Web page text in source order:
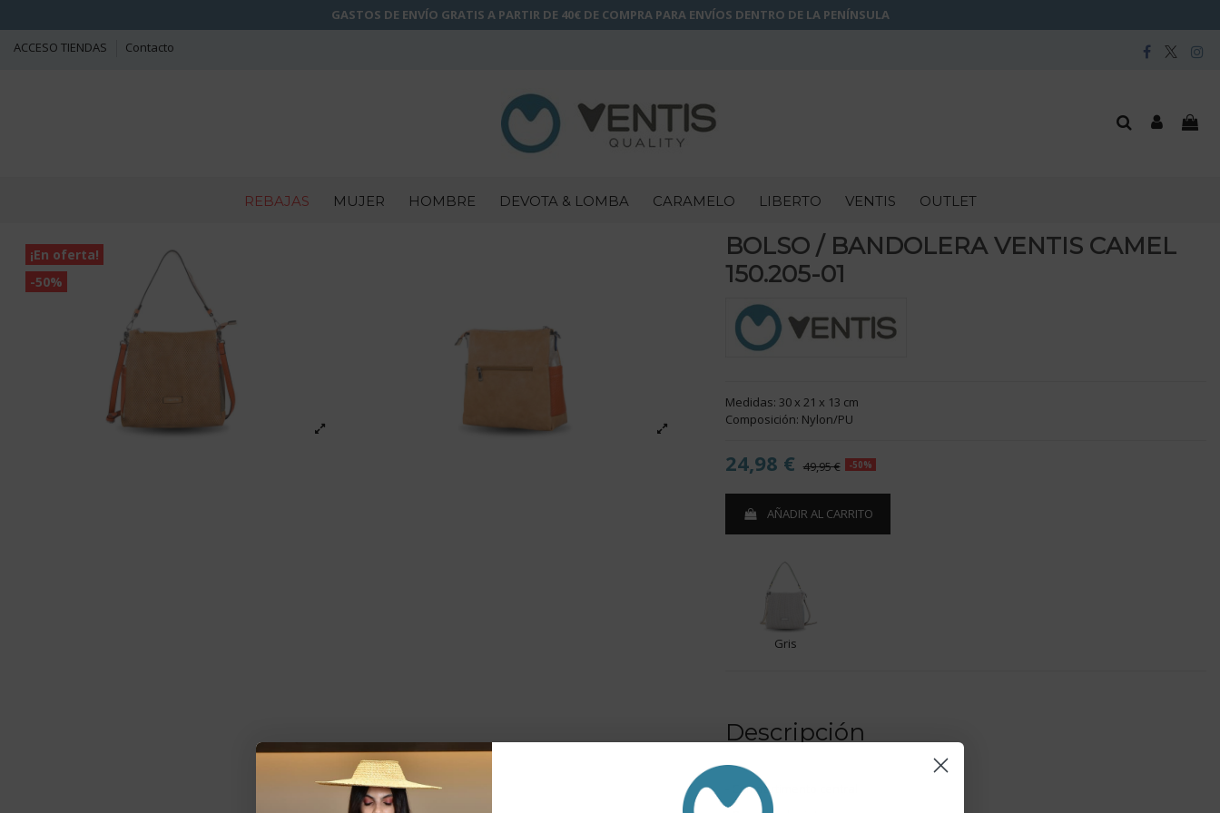
GASTOS DE ENVÍO GRATIS A PARTIR DE 40€ DE COMPRA PARA ENVÍOS DENTRO DE LA PENÍNSULA
ACCESO TIENDAS
Contacto
REBAJAS MUJER HOMBRE DEVOTA & LOMBA CARAMELO LIBERTO VENTIS OUTLET
¡En oferta!
-50%
BOLSO / BANDOLERA VENTIS CAMEL
150.205-01
Medidas: 30 x 21 x 13 cm
Composición: Nylon/PU
24,98 € 49,95 € -50%
AÑADIR AL CARRITO
Gris
Descripción
- Compartimento central